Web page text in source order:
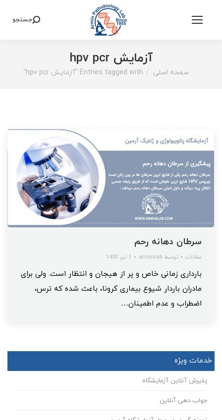
Search:
جستجو
آزمایش hpv pcr
You are here:
صفحه اصلی Entries tagged with "آزمایش hpv pcr"
سرطان دهانه رحم
مقالات توسط arminlab 1 تیر 1400
بارداری زمانی خاص و پر از هیجان و انتظار است. ولی برای
مادران باردار شیوع بیماری کرونا، باعث شده که ترس،
اضطراب و عدم اطمینان…
خدمات ویژه
پذیرش آنلاین آزمایشگاه
جواب دهی آنلاین